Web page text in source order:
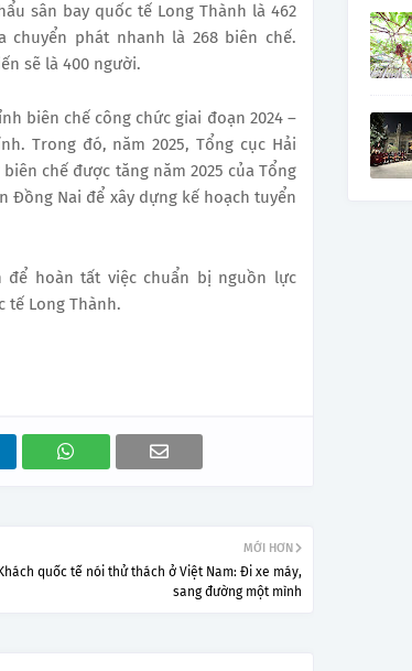
sân bay quốc tế Long Thành là 462
chuyển phát nhanh là 268 biên chế.
sẽ là 400 người.
biên chế công chức giai đoạn 2024 –
Trong đó, năm 2025, Tổng cục Hải
chế được tăng năm 2025 của Tổng
Đồng Nai để xây dựng kế hoạch tuyển
để hoàn tất việc chuẩn bị nguồn lực
tế Long Thành.
MỚI HƠN
Khách quốc tế nói thử thách ở Việt Nam: Đi xe máy,
sang đường một mình